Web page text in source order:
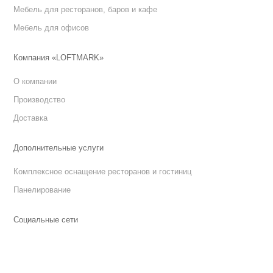
Мебель для ресторанов, баров и кафе
Мебель для офисов
Компания «LOFTMARK»
О компании
Производство
Доставка
Дополнительные услуги
Комплексное оснащение ресторанов и гостиниц
Панелирование
Социальные сети